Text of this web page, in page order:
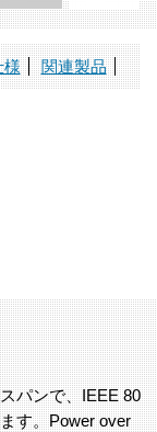
様 関連製品
パンで、IEEE 80
す。Power over